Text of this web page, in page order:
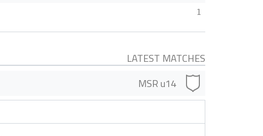
1
LATEST MATCHES
MSR u14